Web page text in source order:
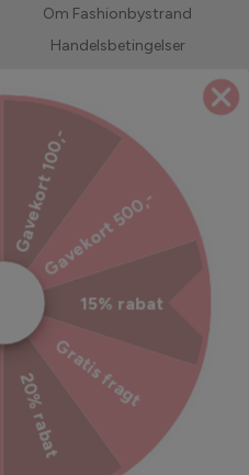
Om Fashionbystrand
Handelsbetingelser
LIVE shopping
Jobs hos Fashionbystrand
Refusionspolitik
Ekstra tryghed til din ordre
nyhedsbrev
med vores kampagner og
mere!
Gavekort 100,-
Gavekort 500,-
15% rabat
Gratis fragt
20% rabat